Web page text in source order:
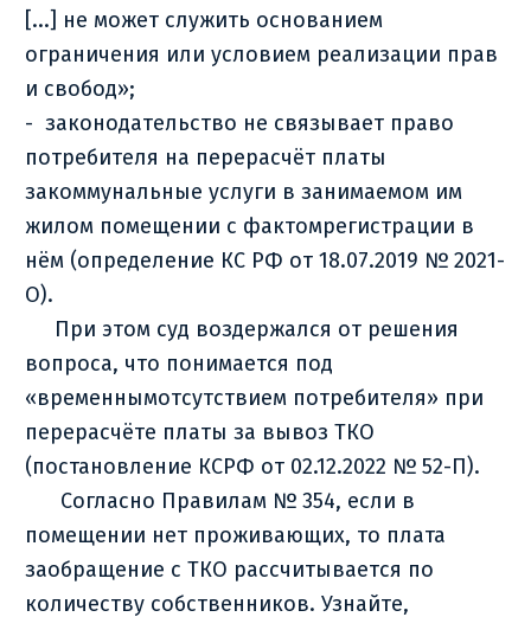
[...] не может служить основанием
ограничения или условием реализации прав
и свобод»;
- законодательство не связывает право
потребителя на перерасчёт платы
закоммунальные услуги в занимаемом им
жилом помещении с фактомрегистрации в
нём (определение КС РФ от 18.07.2019 № 2021-
О).
При этом суд воздержался от решения
вопроса, что понимается под
«временнымотсутствием потребителя» при
перерасчёте платы за вывоз ТКО
(постановление КСРФ от 02.12.2022 № 52-П).
Согласно Правилам № 354, если в
помещении нет проживающих, то плата
заобращение с ТКО рассчитывается по
количеству собственников. Узнайте,